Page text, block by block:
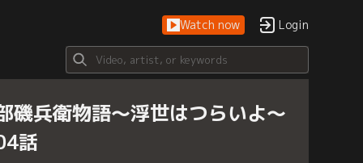
Watch now Login
磯兵衛物語～浮世はつらいよ～
話